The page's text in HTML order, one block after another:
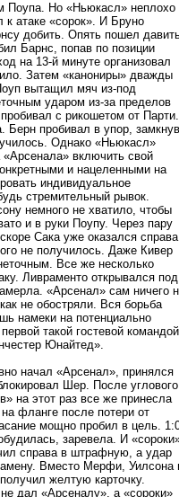
Поупа. Но «Ньюкасл» неплохо
атаке «сорок». И Бруно
добить. Опять пошел
Барнс, попав по позиции
на 13-й минуте организовал
Затем «канониры» дважды
вытащил мяч из-под
ударом из-за пределов
с рикошетом от Парти.
пробивал в упор, замкнув
Однако «Ньюкасл»
включить свой
и нацеленными на
индивидуальное
стремительный рывок.
немного не хватило, чтобы
и в руки Поупу. Через пару
Сака уже оказался
не получилось. Даже Кивер
Все же несколько
Ливраменто открывался под
«Арсенал» сам ничего
не обостряли. Вся борьба
намеки на потенциально
такой гостевой командой
Юнайтед».
начал «Арсенал», принялся
Шер. После углового
на этот раз все же принесла
фланге после потери от
мощно пробил в цель.
заревела. И
справа в штрафную, а удар
Вместо Мерфи, Уилсона
желтую карточку.
дал «Арсеналу», а «сороки»